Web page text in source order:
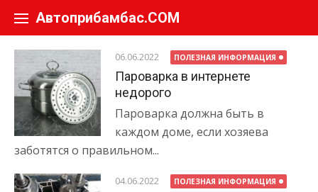
Автоприбамбас.COM
06.06.2022 ПОЛЕЗНАЯ ИНФОРМАЦИЯ
Пароварка в интернете
недорого
Пароварка должна быть в
каждом доме, если хозяева
заботятся о правильном...
04.06.2022 ПОЛЕЗНАЯ ИНФОРМАЦИЯ